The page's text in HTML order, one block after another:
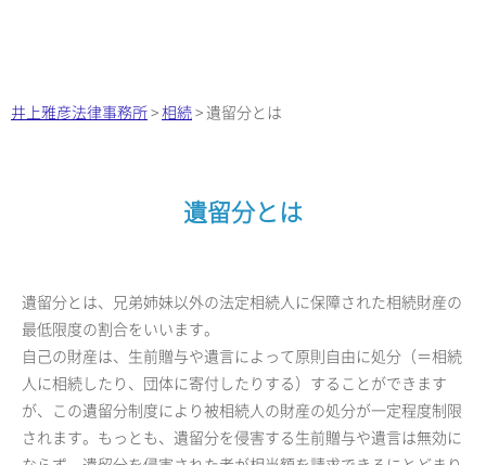
井上雅彦法律事務所>相続>遺留分とは
遺留分とは
遺留分とは、兄弟姉妹以外の法定相続人に保障された相続財産の
最低限度の割合をいいます。
自己の財産は、生前贈与や遺言によって原則自由に処分（＝相続
人に相続したり、団体に寄付したりする）することができます
が、この遺留分制度により被相続人の財産の処分が一定程度制限
されます。もっとも、遺留分を侵害する生前贈与や遺言は無効に